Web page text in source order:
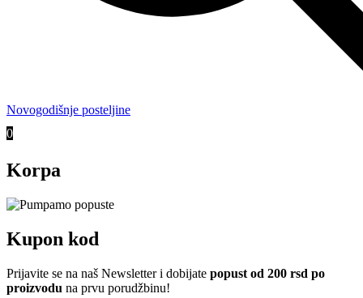
Novogodišnje posteljine
0
Korpa
Kupon kod
Prijavite se na naš Newsletter i dobijate popust od 200 rsd po
proizvodu na prvu porudžbinu!